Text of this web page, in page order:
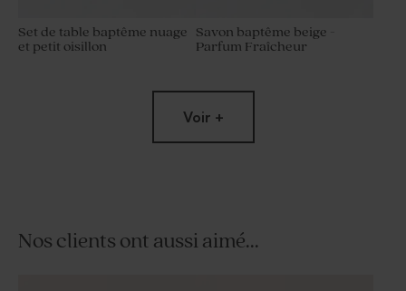
Set de table baptême nuage
et petit oisillon
Savon baptême beige -
Parfum Fraîcheur
Voir +
Nos clients ont aussi aimé...